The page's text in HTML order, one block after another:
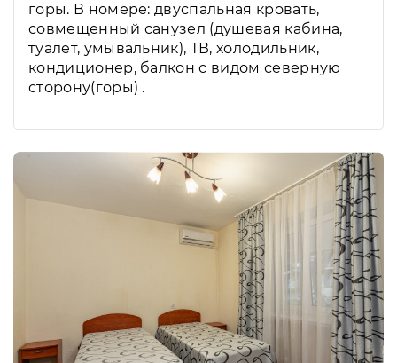
горы. В номере: двуспальная кровать,
совмещенный санузел (душевая кабина,
туалет, умывальник), ТВ, холодильник,
кондиционер, балкон с видом северную
сторону(горы) .